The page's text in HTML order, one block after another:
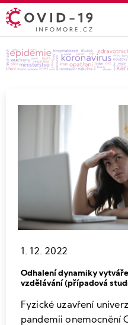
1. 12. 2022
Odhalení dynamiky
vzdělávání (případová
Fyzické uzavření
pandemii onemocnění